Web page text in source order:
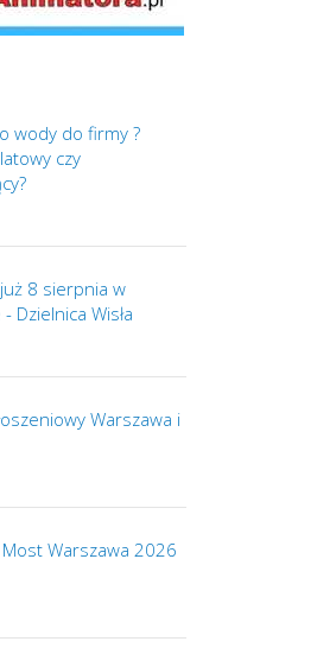
wody do firmy ?
czy
już 8 sierpnia w
Dzielnica Wisła
Warszawa i
Most Warszawa 2026